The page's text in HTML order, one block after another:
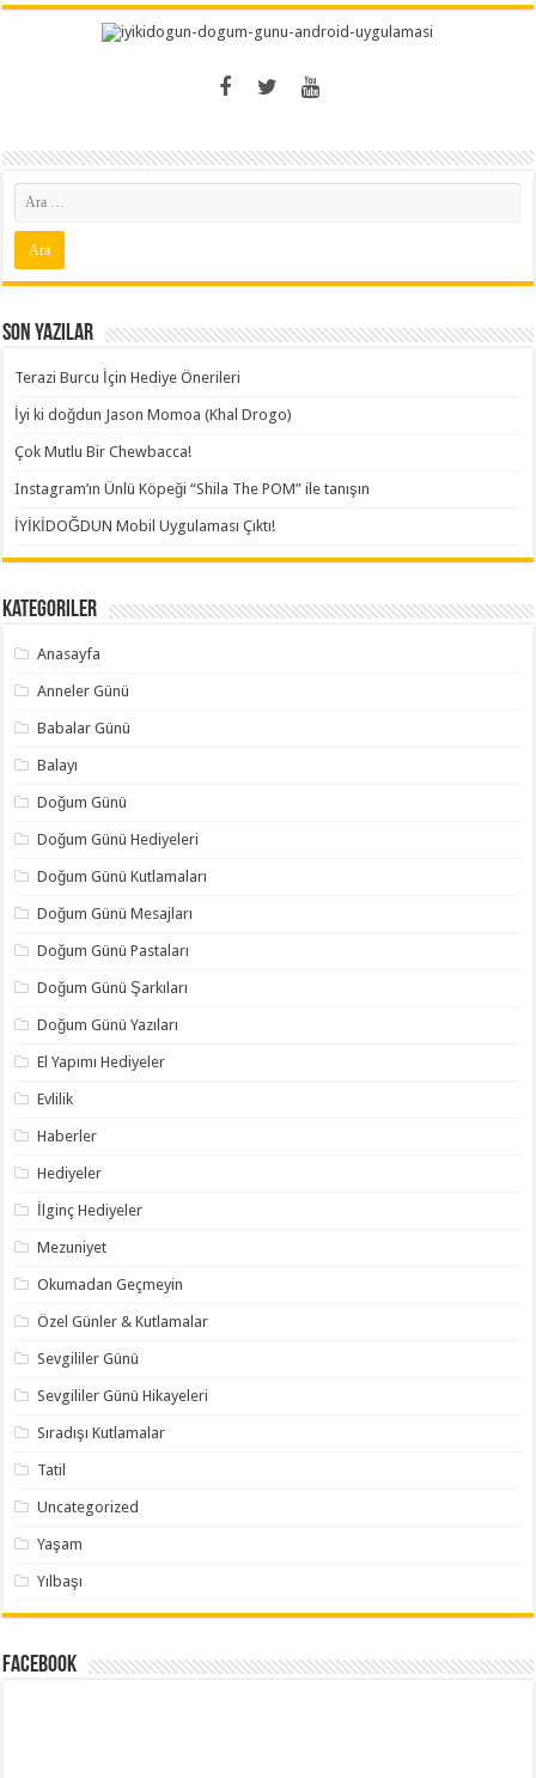
Son Yazılar
Terazi Burcu İçin Hediye Önerileri
İyi ki doğdun Jason Momoa (Khal Drogo)
Çok Mutlu Bir Chewbacca!
Instagram’ın Ünlü Köpeği “Shila The POM” ile tanışın
İYİKİDOĞDUN Mobil Uygulaması Çıktı!
Kategoriler
Anasayfa
Anneler Günü
Babalar Günü
Balayı
Doğum Günü
Doğum Günü Hediyeleri
Doğum Günü Kutlamaları
Doğum Günü Mesajları
Doğum Günü Pastaları
Doğum Günü Şarkıları
Doğum Günü Yazıları
El Yapımı Hediyeler
Evlilik
Haberler
Hediyeler
İlginç Hediyeler
Mezuniyet
Okumadan Geçmeyin
Özel Günler & Kutlamalar
Sevgililer Günü
Sevgililer Günü Hikayeleri
Sıradışı Kutlamalar
Tatil
Uncategorized
Yaşam
Yılbaşı
Facebook